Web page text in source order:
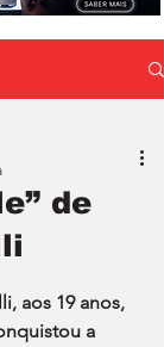
de
estrelas.
aos 19 anos,
a